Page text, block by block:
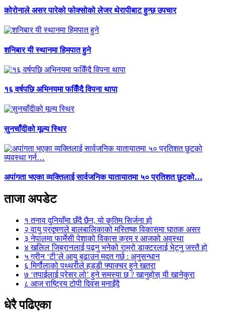
कोरोनाले असर पारेको फोक्सोको लेजर थेरापीबाट हुन्छ उपचार
शनिबार यी स्थानमा हिमपात हुने
१६ वर्षपछि अभिनयमा फर्किँदै विपना थापा
सुनचाँदीको मूल्य स्थिर
अपांगता भएका व्यक्तिलाई सार्वजनिक यातायातमा ५० प्रतिशत छुटको…
ताजा अपडेट
१ तनाव दुनियाँमा छँदै छैन, यो कृतिम सिर्जना हो
२ वायु प्रदूषणले बालबालिकाको मस्तिष्क विकासमा घातक असर
३ नेपालमा फार्मेसी पेशाको विकास क्रम र आजको अवस्था
४ खलिल जिब्रानलाई पढ्नु भनेको राम्रो डाक्टरलाई भेट्नु जस्तै हो
५ग्रीन ‘टी’ले आयु बढाउन मदत गर्छ : अनुसन्धान
६ मिर्गौलाको पथ्थरीले हड्डी फ्याक्चर हुने खतरा
७ ‘तपाईलाई प्रेसर लो’ हुने समस्या छ ? खानुहोस् यी खानेकुरा
८ आज राष्ट्रिय टोपी दिवस मनाइँदै
धेरै पढिएका